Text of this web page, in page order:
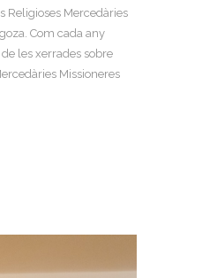
Religioses Mercedàries
Com cada any
les xerrades sobre
Missioneres